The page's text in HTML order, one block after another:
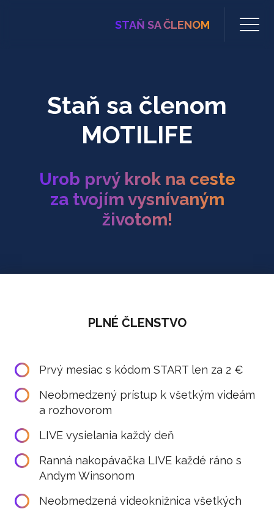
STAŇ SA ČLENOM
Staň sa členom
MOTILIFE
Urob prvý krok na ceste
za tvojím vysnívaným
životom!
PLNÉ ČLENSTVO
Prvý mesiac s kódom START len za 2 €
Neobmedzený prístup k všetkým videám
a rozhovorom
LIVE vysielania každý deň
Ranná nakopávačka LIVE každé ráno s
Andym Winsonom
Neobmedzená videoknižnica všetkých